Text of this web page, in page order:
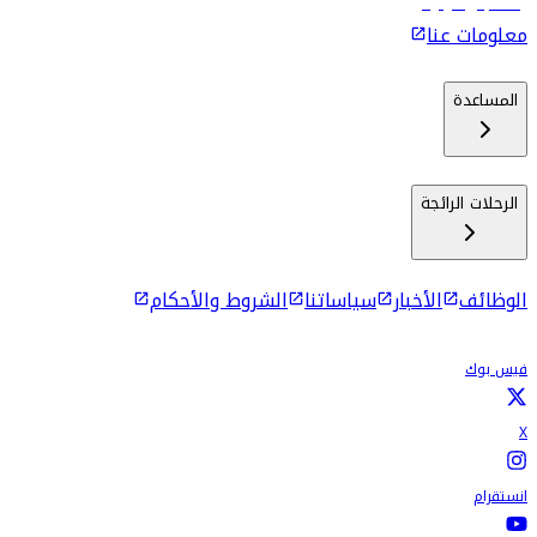
معلومات عنا
المساعدة
الرحلات الرائجة
الوظائف الأخبار سياساتنا الشروط والأحكام
فيس بوك
X
انستقرام